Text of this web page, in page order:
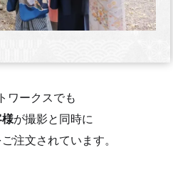
ワークスでも
様が撮影と同時に
注文されています。